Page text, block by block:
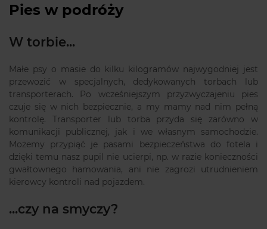
Pies w podróży
W torbie...
Małe psy o masie do kilku kilogramów najwygodniej jest
przewozić w specjalnych, dedykowanych torbach lub
transporterach. Po wcześniejszym przyzwyczajeniu pies
czuje się w nich bezpiecznie, a my mamy nad nim pełną
kontrolę. Transporter lub torba przyda się zarówno w
komunikacji publicznej, jak i we własnym samochodzie.
Możemy przypiąć je pasami bezpieczeństwa do fotela i
dzięki temu nasz pupil nie ucierpi, np. w razie konieczności
gwałtownego hamowania, ani nie zagrozi utrudnieniem
kierowcy kontroli nad pojazdem.
...czy na smyczy?